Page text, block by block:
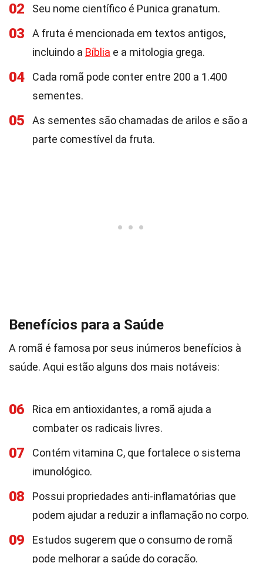
02 Seu nome científico é Punica granatum.
03
A fruta é mencionada em textos antigos,
incluindo a Bíblia e a mitologia grega.
04
Cada romã pode conter entre 200 a 1.400
sementes.
05
As sementes são chamadas de arilos e são a
parte comestível da fruta.
Benefícios para a Saúde
A romã é famosa por seus inúmeros benefícios à
saúde. Aqui estão alguns dos mais notáveis:
06
Rica em antioxidantes, a romã ajuda a
combater os radicais livres.
07
Contém vitamina C, que fortalece o sistema
imunológico.
08
Possui propriedades anti-inflamatórias que
podem ajudar a reduzir a inflamação no corpo.
09
Estudos sugerem que o consumo de romã
pode melhorar a saúde do coração.